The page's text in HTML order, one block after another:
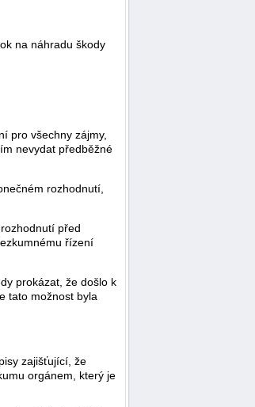
na náhradu škody
pro všechny zájmy,
nevydat předběžné
rozhodnutí,
před
řízení
prokázat, že došlo k
tato možnost byla
zajišťující, že
orgánem, který je